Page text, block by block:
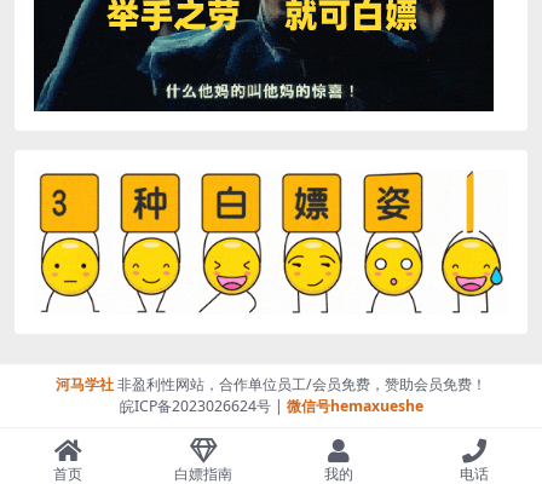
河马学社非盈利性网站，合作单位员工/会员免费，赞助会员免费！
皖ICP备2023026624号 | 微信号hemaxueshe
首页 白嫖指南 我的 电话